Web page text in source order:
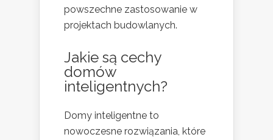
powszechne zastosowanie w
projektach budowlanych.
Jakie są cechy
domów
inteligentnych?
Domy inteligentne to
nowoczesne rozwiązania, które